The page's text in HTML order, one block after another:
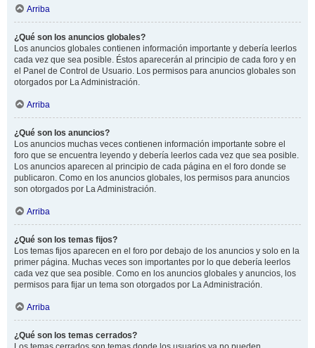
Arriba
¿Qué son los anuncios globales?
Los anuncios globales contienen información importante y debería leerlos
cada vez que sea posible. Éstos aparecerán al principio de cada foro y en
el Panel de Control de Usuario. Los permisos para anuncios globales son
otorgados por La Administración.
Arriba
¿Qué son los anuncios?
Los anuncios muchas veces contienen información importante sobre el
foro que se encuentra leyendo y debería leerlos cada vez que sea posible.
Los anuncios aparecen al principio de cada página en el foro donde se
publicaron. Como en los anuncios globales, los permisos para anuncios
son otorgados por La Administración.
Arriba
¿Qué son los temas fijos?
Los temas fijos aparecen en el foro por debajo de los anuncios y solo en la
primer página. Muchas veces son importantes por lo que debería leerlos
cada vez que sea posible. Como en los anuncios globales y anuncios, los
permisos para fijar un tema son otorgados por La Administración.
Arriba
¿Qué son los temas cerrados?